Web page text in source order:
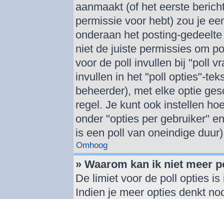
aanmaakt (of het eerste
permissie voor hebt) zou je
onderaan het posting-
niet de juiste permissies om
voor de poll invullen bij "poll
invullen in het "poll opties"-
beheerder), met elke optie
regel. Je kunt ook instellen
onder "opties per gebruiker"
is een poll van oneindige
Omhoog
» Waarom kan ik niet meer
De limiet voor de poll opties
Indien je meer opties denkt